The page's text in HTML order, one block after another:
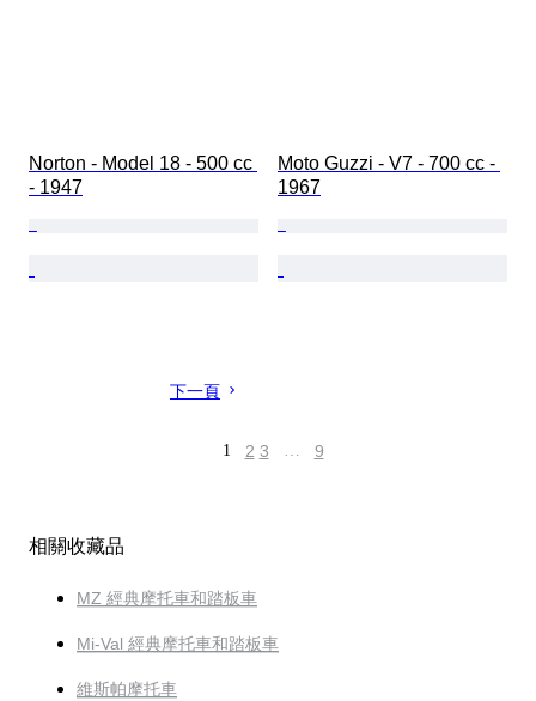
Norton - Model 18 - 500 cc
- 1947
Moto Guzzi - V7 - 700 cc -
1967
下一頁
1 2 3 … 9
相關收藏品
MZ 經典摩托車和踏板車
Mi-Val 經典摩托車和踏板車
維斯帕摩托車